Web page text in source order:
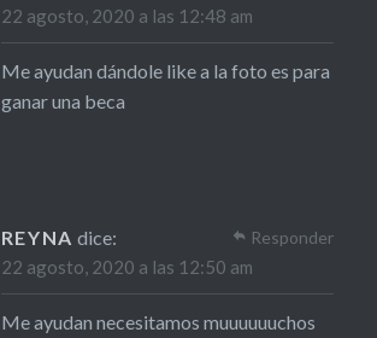
22 agosto, 2020 a las 12:48 am
Me ayudan dándole like a la foto es para
ganar una beca
REYNA dice:
22 agosto, 2020 a las 12:50 am
Me ayudan necesitamos muuuuuuchos
Responder